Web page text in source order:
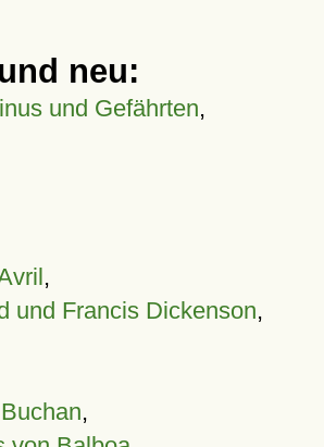
neu:
und Gefährten,
,
und Francis Dickenson,
,